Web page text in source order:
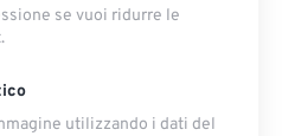
se vuoi ridurre le
utilizzando i dati del